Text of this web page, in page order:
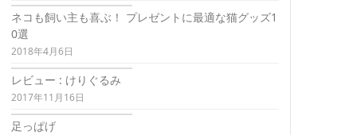
ネコも飼い主も喜ぶ！ プレゼントに最適な猫グッズ1
0選
2018年4月6日
レビュー : けりぐるみ
2017年11月16日
足っぱげ